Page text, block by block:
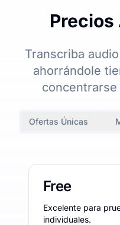
Transcriba
ahorrándole
Ofertas Únicas
Free
Excelente para
individuales.